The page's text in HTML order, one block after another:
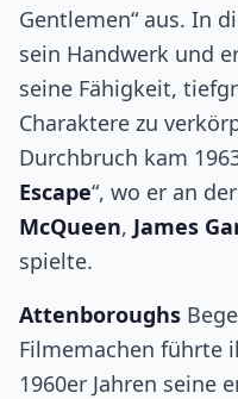
Gentlemen“ aus. In
sein Handwerk und
seine Fähigkeit,
Charaktere zu
Durchbruch kam
Escape“, wo er an
McQueen, James
spielte.
Attenboroughs
Filmemachen führte
1960er Jahren seine